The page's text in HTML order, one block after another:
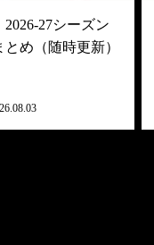
2026-27シーズン
め（随時更新）